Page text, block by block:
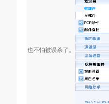
也不怕被误杀了。